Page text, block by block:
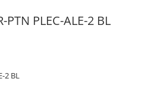
PLEC-ALE-2 BL
2 BL